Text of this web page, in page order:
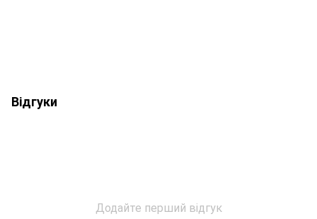
Відгуки
Додайте перший відгук